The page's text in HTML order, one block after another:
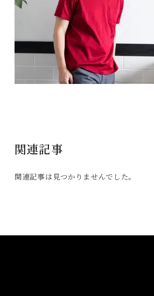
関連記事
関連記事は見つかりませんでした。